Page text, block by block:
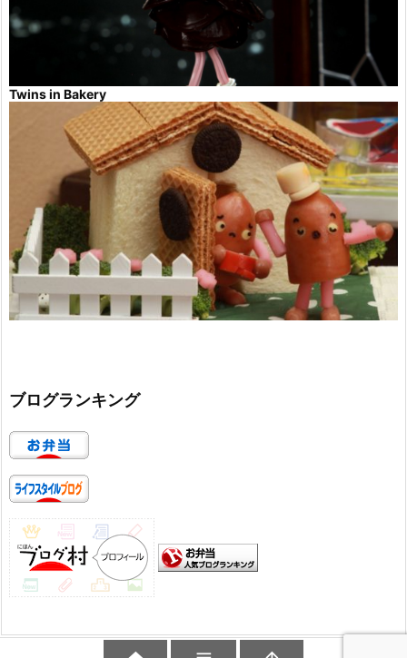
Twins in Bakery
ブログランキング